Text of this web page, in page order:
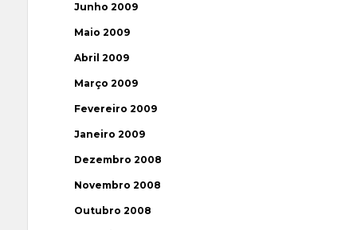
Junho 2009
Maio 2009
Abril 2009
Março 2009
Fevereiro 2009
Janeiro 2009
Dezembro 2008
Novembro 2008
Outubro 2008